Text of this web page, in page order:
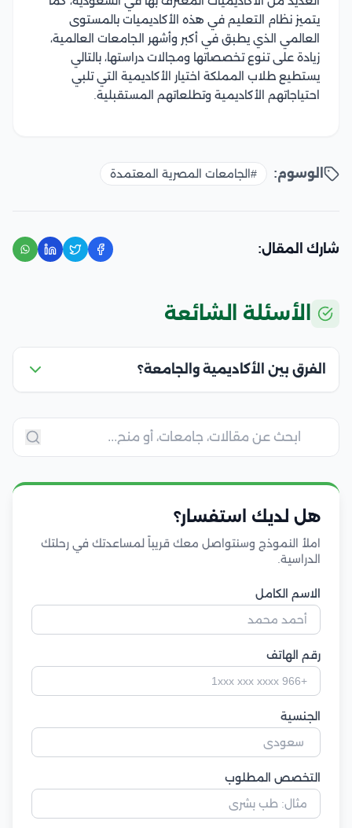
يتميز نظام التعليم في هذه الأكاديميات بالمستوى
العالمي الذي يطبق في أكبر وأشهر الجامعات العالمية،
زيادة علىتنوع تخصصاتها ومجالات دراستها، بالتالي
يستطيع طلاب المملكة اختيار الأكاديمية التي تلبي
احتياجاتهم الأكاديمية وتطلعاتهم المستقبلية.
الوسوم: #الجامعات المصرية المعتمدة
شارك المقال:
الأسئلة الشائعة
الفرق بين الأكاديمية والجامعة؟
هل لديك استفسار؟
املأ النموذج وسنتواصل معك قريباً لمساعدتك في رحلتك
الدراسية.
الاسم الكامل
رقم الهاتف
الجنسية
التخصص المطلوب